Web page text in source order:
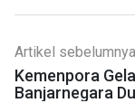
Artikel sebelumnya
Kemenpora
Banjarnegara